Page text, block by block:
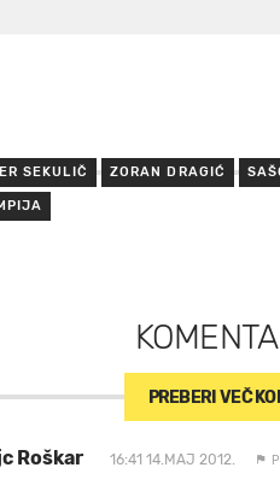
SEKULIČ ZORAN DRAGIĆ
PREBERI VEČ
Roškar 16:41 14.MAJ 2012.